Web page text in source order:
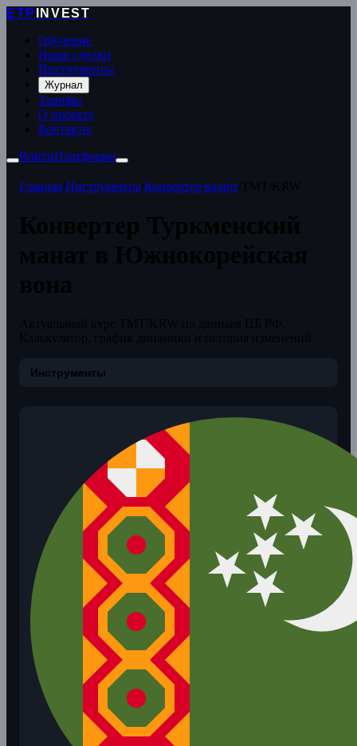
ETP
INVEST
Обучение
Наши сделки
Инструменты
Журнал
Тарифы
О проекте
Контакты
ВойтиПлатформа
Главная Инструменты Конвертер валют
Инструменты